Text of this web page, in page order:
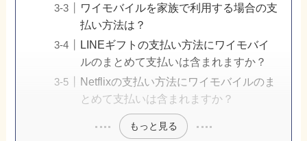
ワイモバイルを家族で利用する場合の支
払い方法は？
LINEギフトの支払い方法にワイモバイ
ルのまとめて支払いは含まれますか？
Netflixの支払い方法にワイモバイルのま
とめて支払いは含まれますか？
もっと見る